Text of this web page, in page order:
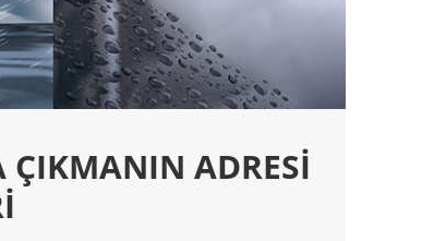
ÇIKMANIN ADRESİ